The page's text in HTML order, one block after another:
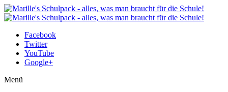
Facebook
Twitter
YouTube
Google+
Menü